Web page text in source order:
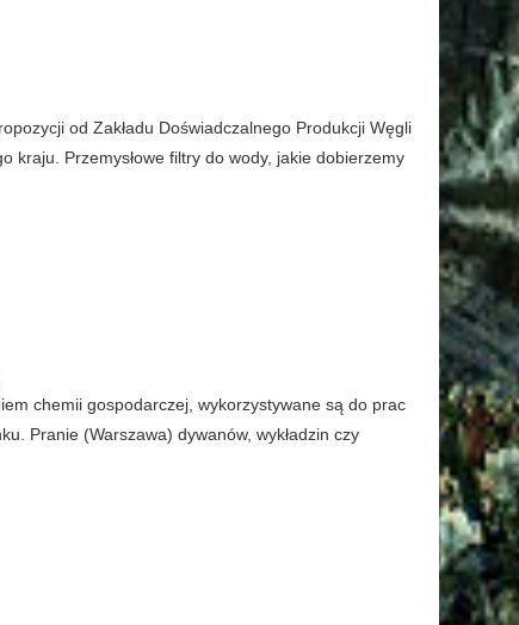
od Zakładu Doświadczalnego Produkcji Węgli
kraju. Przemysłowe filtry do wody, jakie dobierzemy
chemii gospodarczej, wykorzystywane są do prac
Pranie (Warszawa) dywanów, wykładzin czy